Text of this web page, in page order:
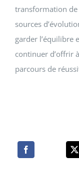
transformation
sources
garder l’équilibre
continuer d’offrir
parcours de